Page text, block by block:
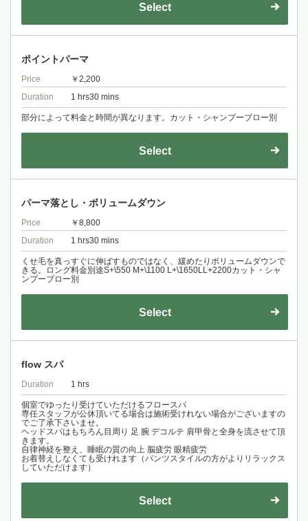
Select
ポイントパーマ
Price
￥2,200
Duration
1 hrs30 mins
部分によって料金と時間が異なります。カット・シャンプーブロー別
Select
パーマ落とし・ボリュームダウン
Price
￥8,800
Duration
1 hrs30 mins
くせ毛を真っすぐに伸ばすものではなく、緩めたりボリュームダウンで
きる。ロング料金別途S+\550 M+\1100 L+\1650LL+2200カット・シャ
ンプーブロー別
Select
flow スパ
Duration 1 hrs
個室でゆったり受けていただけるフロースパ
専任スタッフが公休頂いてる場合は施術受けれない場合がございますの
でご了承下さいませ。
ヘッドスパはもちろん目周り 足 腕 デコルテ 肩甲骨と全身を流させて頂
きます。
自律神経を整え、睡眠の質の向上 脳疲労 眼精疲労
お着替えしなくても受けれます（パンツスタイルの方がよりリラックス
していただけます）
Select